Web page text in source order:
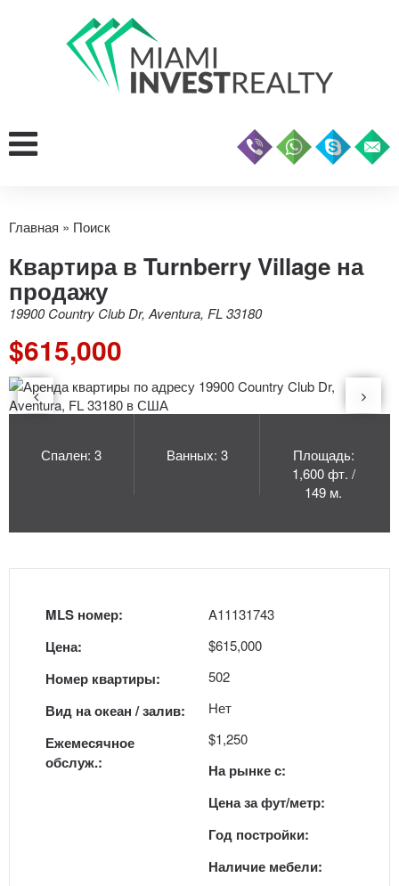
Главная » Поиск
Квартира в Turnberry Village на
продажу
19900 Country Club Dr, Aventura, FL 33180
$615,000
Спален: 3 Ванных: 3
Площадь:
1,600 фт. /
149 м.
MLS номер:
Цена:
Номер квартиры:
Вид на океан / залив:
Ежемесячное
обслуж.:
A11131743
$615,000
502
Нет
$1,250
На рынке с:
Цена за фут/метр:
Год постройки:
Наличие мебели: